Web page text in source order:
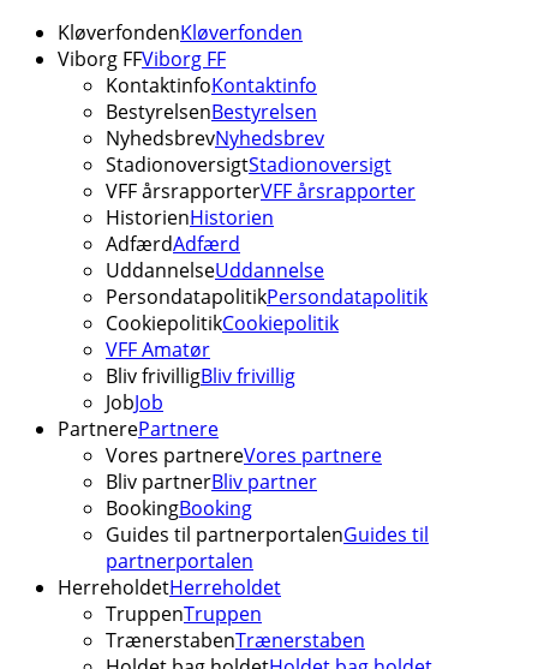
KløverfondenKløverfonden
Viborg FFViborg FF
KontaktinfoKontaktinfo
BestyrelsenBestyrelsen
NyhedsbrevNyhedsbrev
StadionoversigtStadionoversigt
VFF årsrapporterVFF årsrapporter
HistorienHistorien
AdfærdAdfærd
UddannelseUddannelse
PersondatapolitikPersondatapolitik
CookiepolitikCookiepolitik
VFF Amatør
Bliv frivilligBliv frivillig
JobJob
PartnerePartnere
Vores partnereVores partnere
Bliv partnerBliv partner
BookingBooking
Guides til partnerportalenGuides til
partnerportalen
HerreholdetHerreholdet
TruppenTruppen
TrænerstabenTrænerstaben